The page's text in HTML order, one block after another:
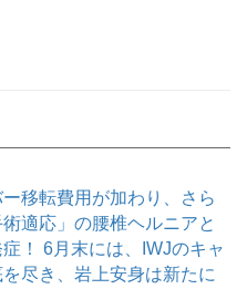
移転費用が加わり、さら
適応」の腰椎ヘルニアと
！ 6月末には、IWJのキャ
尽き、岩上安身は新たに